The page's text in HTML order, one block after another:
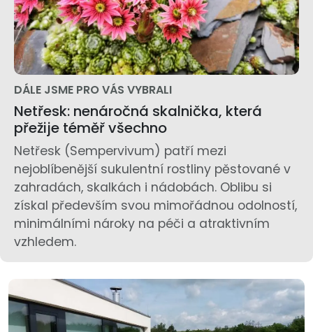
DÁLE JSME PRO VÁS VYBRALI
Netřesk: nenáročná skalnička, která
přežije téměř všechno
Netřesk (Sempervivum) patří mezi
nejoblíbenější sukulentní rostliny pěstované v
zahradách, skalkách i nádobách. Oblibu si
získal především svou mimořádnou odolností,
minimálními nároky na péči a atraktivním
vzhledem.